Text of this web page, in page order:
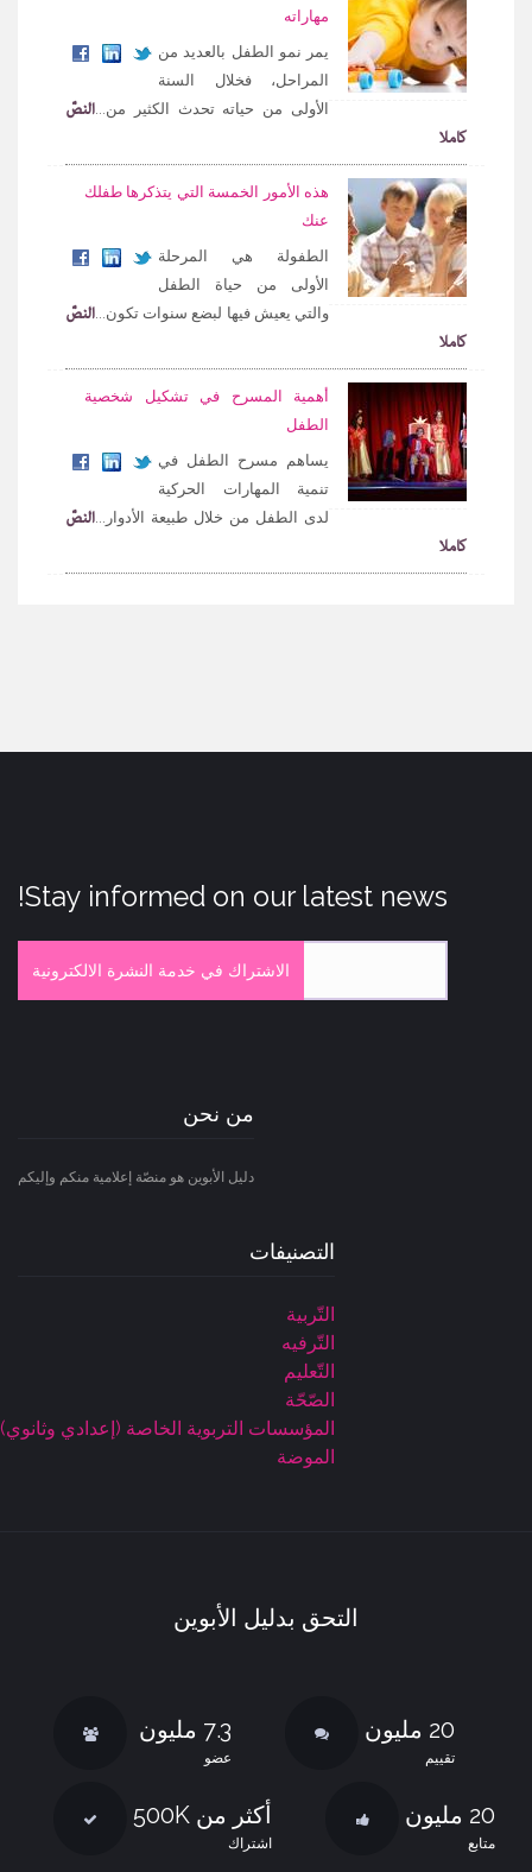
مهاراته
يمر نمو الطفل بالعديد من
المراحل، فخلال السنة
الأولى من حياته تحدث الكثير من... النصّ
كاملا
هذه الأمور الخمسة التي يتذكرها طفلك
عنك
الطفولة هي المرحلة
الأولى من حياة الطفل
والتي يعيش فيها لبضع سنوات تكون... النصّ
كاملا
أهمية المسرح في تشكيل شخصية
الطفل
يساهم مسرح الطفل في
تنمية المهارات الحركية
لدى الطفل من خلال طبيعة الأدوار... النصّ
كاملا
Stay informed on our latest news!
الاشتراك في خدمة النشرة الالكترونية
من نحن
دليل الأبوين هو منصّة إعلامية منكم وإليكم
التصنيفات
التّربية
التّرفيه
التّعليم
الصّحّة
المؤسسات التربوية الخاصة (إعدادي وثانوي)
الموضة
التحق بدليل الأبوين
7.3 مليون
عضو
20 مليون
تقييم
أكثر من 500K
اشتراك
20 مليون
متابع